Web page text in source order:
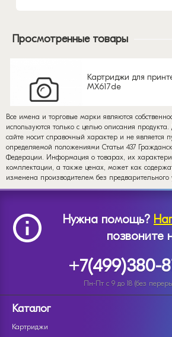
Просмотренные товары
Картриджи для
MX617de
Все имена и торговые марки являются
используются только с целью описания
сайте носит справочный характер и не является
определяемой положениями Статьи 437
Федерации. Информация о товарах, их
комплектации, а также ценах, может как
изменена производителем без предварительного
Нужна помощь?
позвоните
+7(499)380-
Пн-Пт с 9 до 18 (без
Каталог
Картриджи